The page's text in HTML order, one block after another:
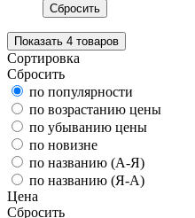
Сбросить
Показать 4 товаров
Сортировка
Сбросить
по популярности
по возрастанию цены
по убыванию цены
по новизне
по названию (А-Я)
по названию (Я-А)
Цена
Сбросить